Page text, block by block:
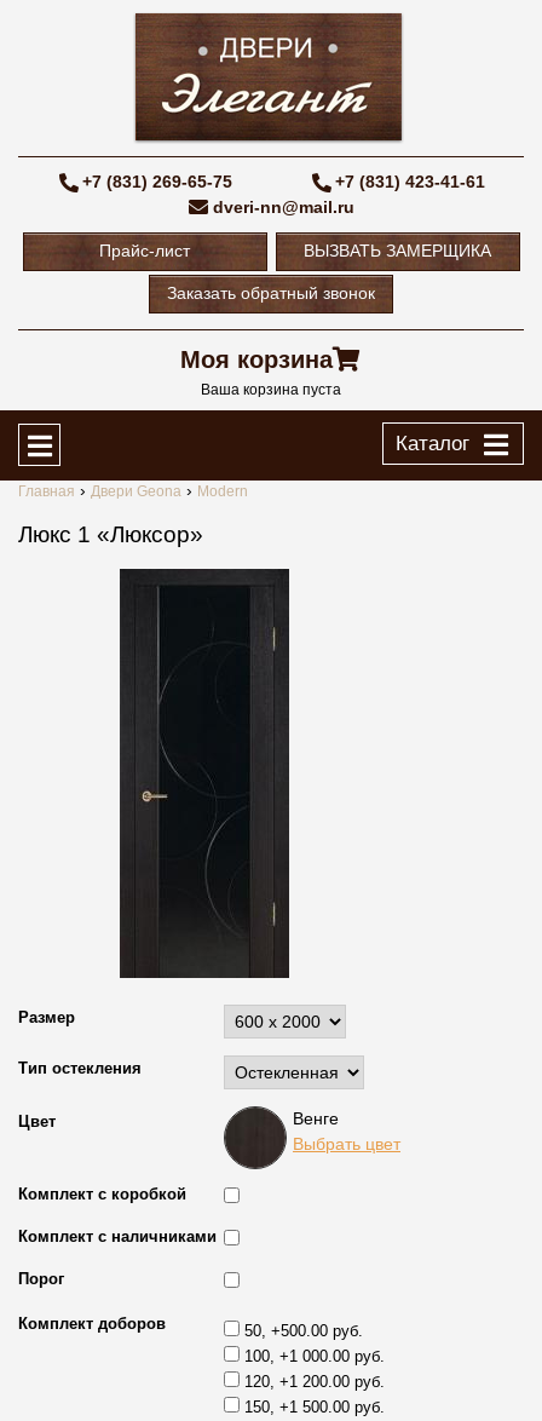
+7 (831) 269-65-75
+7 (831) 423-41-61
dveri-nn@mail.ru
Прайс-лист ВЫЗВАТЬ ЗАМЕРЩИКА
Заказать обратный звонок
Моя корзина
Ваша корзина пуста
Каталог
Главная Двери Geona Modern
Люкс 1 «Люксор»
Размер
Тип остекления
Венге
Выбрать цвет
Цвет
Комплект с коробкой
Комплект с наличниками
Порог
Комплект доборов
50, +500.00 руб.
100, +1 000.00 руб.
120, +1 200.00 руб.
150, +1 500.00 руб.